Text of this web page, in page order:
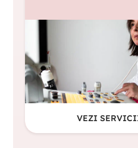
VEZI